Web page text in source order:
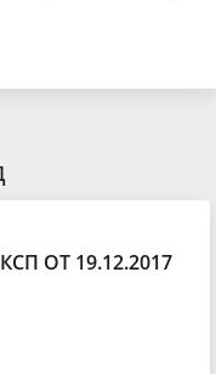
ОТ 19.12.2017